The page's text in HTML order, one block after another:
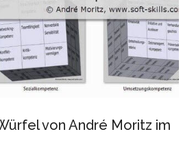
von André Moritz im